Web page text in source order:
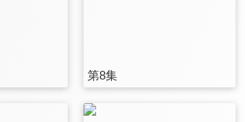
第8集